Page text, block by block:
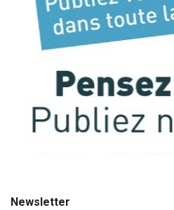
Newsletter